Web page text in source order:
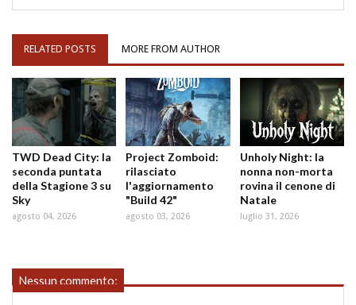
RELATED POSTS MORE FROM AUTHOR
TWD Dead City: la
seconda puntata
della Stagione 3 su
Sky
agosto 04, 2026
Project Zomboid:
rilasciato
l'aggiornamento
"Build 42"
agosto 03, 2026
Unholy Night: la
nonna non-morta
rovina il cenone di
Natale
luglio 31, 2026
Nessun commento: